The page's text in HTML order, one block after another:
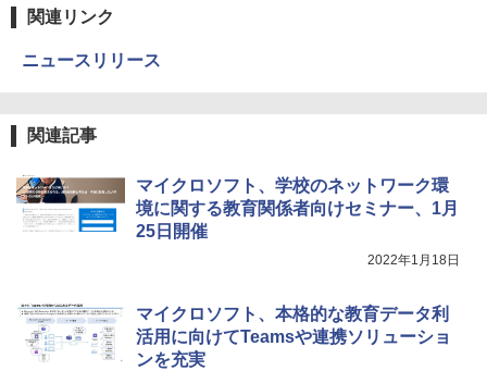
4
エンスツール
￥849
￥4,758
関連リンク
ニュースリリース
関連記事
マイクロソフト、学校のネットワーク環
境に関する教育関係者向けセミナー、1月
25日開催
2022年1月18日
マイクロソフト、本格的な教育データ利
活用に向けてTeamsや連携ソリューショ
ンを充実